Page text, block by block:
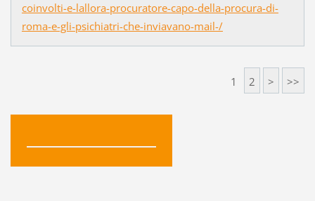
coinvolti-e-lallora-procuratore-capo-della-procura-di-
roma-e-gli-psichiatri-che-inviavano-mail-/
1 2 > >>